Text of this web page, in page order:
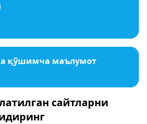
қўшимча маълумот
сайтларни